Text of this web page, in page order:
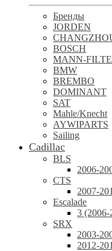
Бренды
JORDEN
BOSCH
MANN-
BMW
BREMBO
DOMINANT
SAT
Mahle/Knecht
AYWIPARTS
Sailing
Cadillac
BLS
2006-
CTS
2007-
Escalade
3 (2006-
SRX
2003-
2012-